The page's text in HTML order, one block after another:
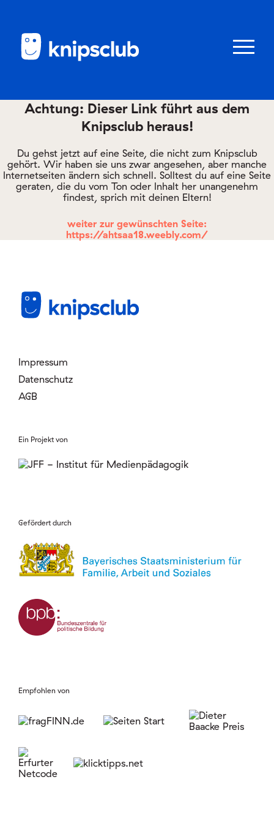
Menü
knipstipps
Eltern
Mitglied werden
Login
Achtung: Dieser Link führt aus dem
Knipsclub heraus!
Du gehst jetzt auf eine Seite, die nicht zum Knipsclub
gehört. Wir haben sie uns zwar angesehen, aber manche
Internetseiten ändern sich schnell. Solltest du auf eine Seite
geraten, die du vom Ton oder Inhalt her unangenehm
findest, sprich mit deinen Eltern!
weiter zur gewünschten Seite:
https://ahtsaa18.weebly.com/
Impressum
Datenschutz
AGB
Ein Projekt von
Gefördert durch
Empfohlen von